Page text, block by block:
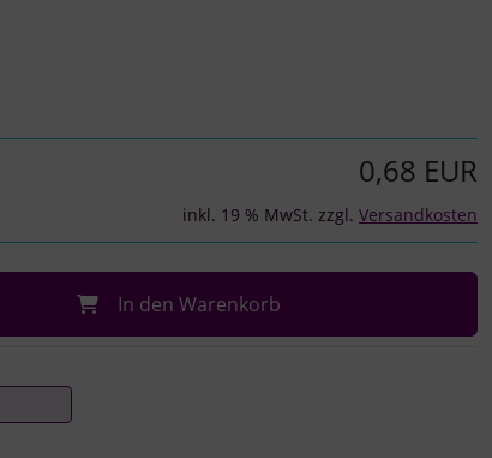
0,68 EUR
inkl. 19 % MwSt. zzgl. Versandkosten
In den Warenkorb